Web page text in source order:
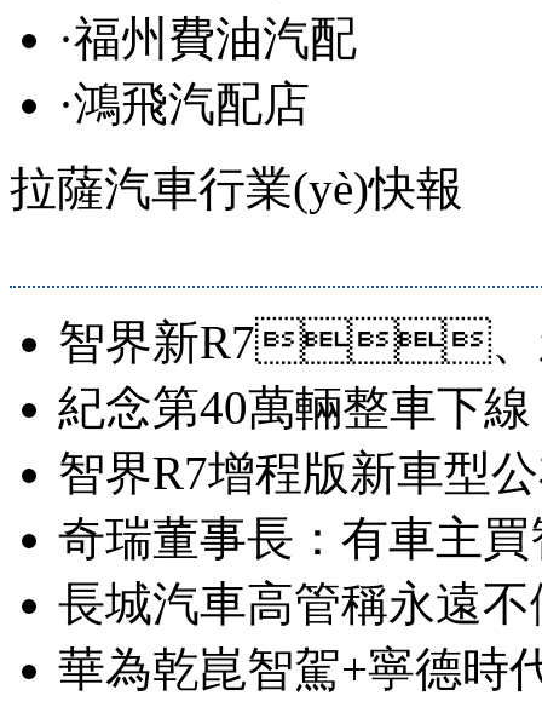
·福州費油汽配
·鴻飛汽配店
拉薩汽車行業(yè)快報
智界新R7、
紀念第40萬輛整車下線
智界R7增程版新車型
奇瑞董事長：有車主
長城汽車高管稱永遠
華為乾崑智駕+寧德時